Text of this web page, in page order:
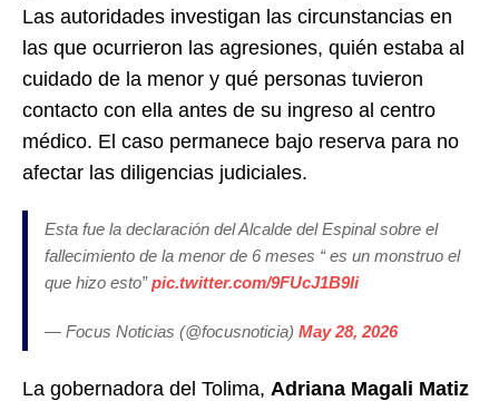
Las autoridades investigan las circunstancias en
las que ocurrieron las agresiones, quién estaba al
cuidado de la menor y qué personas tuvieron
contacto con ella antes de su ingreso al centro
médico. El caso permanece bajo reserva para no
afectar las diligencias judiciales.
Esta fue la declaración del Alcalde del Espinal sobre el
fallecimiento de la menor de 6 meses “ es un monstruo el
que hizo esto”pic.twitter.com/9FUcJ1B9Ii
— Focus Noticias (@focusnoticia) May 28, 2026
La gobernadora del Tolima, Adriana Magali Matiz